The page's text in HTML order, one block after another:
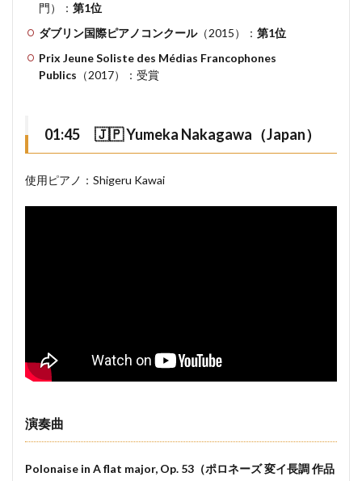
門）： 第1位
ダブリン国際ピアノコンクール（2015）： 第1位
Prix Jeune Soliste des Médias Francophones
Publics （2017）：受賞
01:45 🇯🇵 Yumeka Nakagawa（Japan）
使用ピアノ：Shigeru Kawai
演奏曲
Polonaise in A flat major, Op. 53（ポロネーズ 変イ長調 作品